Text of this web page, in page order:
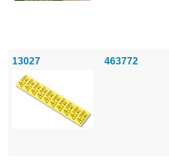
13027 463772